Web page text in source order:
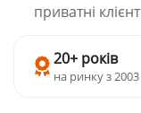
приватні
20+ років
на ринку з